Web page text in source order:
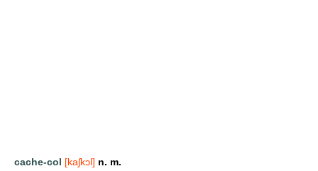
cache-col [kaʃkɔl] n. m.